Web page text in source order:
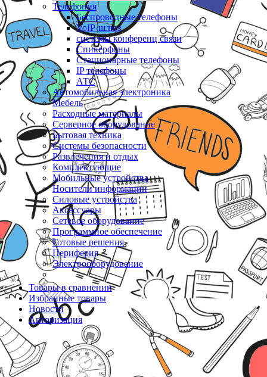
Телефония
Беспроводные телефоны
VoIP-шлюз
системы конференц связи
Спикерфоны
Стационарные телефоны
IP телефоны
АТС
Автомобильная электроника
Мебель
Расходные материалы
Серверное оборудование
Бытовая техника
Системы безопасности
Развлечения и отдых
Комплектующие
Мобильные устройства
Носители информации
Силовые устройства
Аксессуары
Сетевое оборудование
Программное обеспечение
Готовые решения
Периферия
Электрооборудование
Товары в сравнении
Избранные товары
Новости
Авторизация